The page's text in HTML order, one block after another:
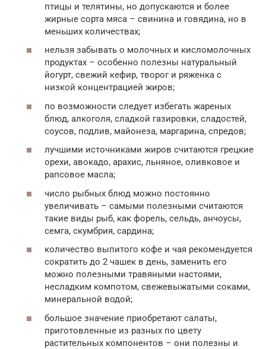
птицы и телятины, но допускаются и более
жирные сорта мяса – свинина и говядина, но в
меньших количествах;
нельзя забывать о молочных и кисломолочных
продуктах – особенно полезны натуральный
йогурт, свежий кефир, творог и ряженка с
низкой концентрацией жиров;
по возможности следует избегать жареных
блюд, алкоголя, сладкой газировки, сладостей,
соусов, подлив, майонеза, маргарина, спредов;
лучшими источниками жиров считаются грецкие
орехи, авокадо, арахис, льняное, оливковое и
рапсовое масла;
число рыбных блюд можно постоянно
увеличивать – самыми полезными считаются
такие виды рыб, как форель, сельдь, анчоусы,
семга, скумбрия, сардина;
количество выпитого кофе и чая рекомендуется
сократить до 2 чашек в день, заменить его
можно полезными травяными настоями,
несладким компотом, свежевыжатыми соками,
минеральной водой;
большое значение приобретают салаты,
приготовленные из разных по цвету
растительных компонентов – они полезны и